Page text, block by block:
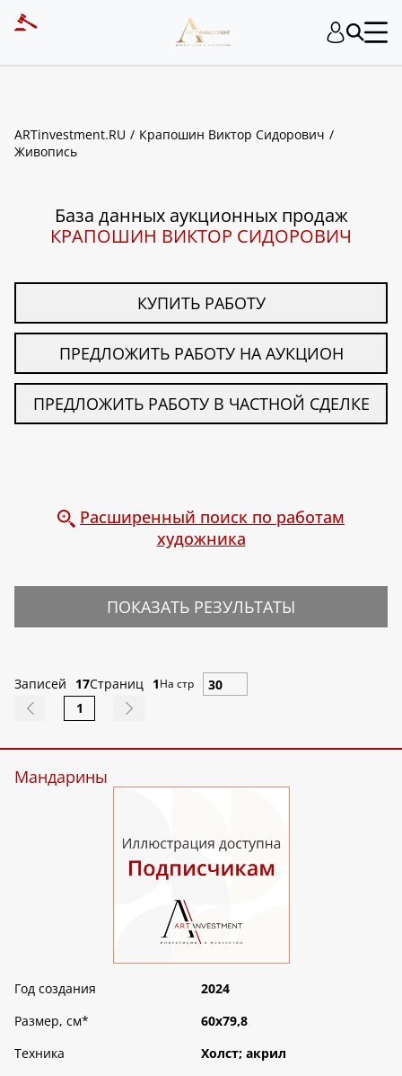
ARTinvestment.RU
Крапошин Виктор Сидорович
Живопись
База данных аукционных продаж
КРАПОШИН ВИКТОР СИДОРОВИЧ
КУПИТЬ РАБОТУ
ПРЕДЛОЖИТЬ РАБОТУ НА АУКЦИОН
ПРЕДЛОЖИТЬ РАБОТУ В ЧАСТНОЙ СДЕЛКЕ
Расширенный поиск по работам
художника
ПОКАЗАТЬ РЕЗУЛЬТАТЫ
Записей 17Страниц 1На стр
1
Мандарины
Год создания
2024
Размер, см*
60х79,8
Техника
Холст; акрил